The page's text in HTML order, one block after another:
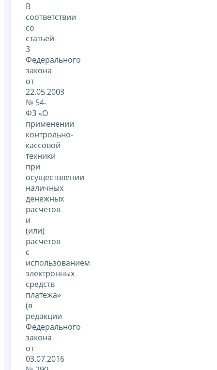
В
соответствии
со
статьей
3
Федерального
закона
от
22.05.2003
№ 54-
ФЗ «О
применении
контрольно-
кассовой
техники
при
осуществлении
наличных
денежных
расчетов
и
(или)
расчетов
с
использованием
электронных
средств
платежа»
(в
редакции
Федерального
закона
от
03.07.2016